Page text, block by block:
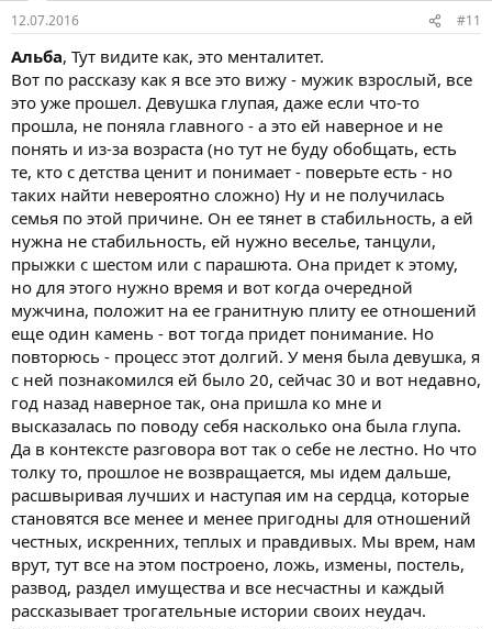
12.07.2016 #11
Альба, Тут видите как, это менталитет.
Вот по рассказу как я все это вижу - мужик взрослый, все
это уже прошел. Девушка глупая, даже если что-то
прошла, не поняла главного - а это ей наверное и не
понять и из-за возраста (но тут не буду обобщать, есть
те, кто с детства ценит и понимает - поверьте есть - но
таких найти невероятно сложно) Ну и не получилась
семья по этой причине. Он ее тянет в стабильность, а ей
нужна не стабильность, ей нужно веселье, танцули,
прыжки с шестом или с парашюта. Она придет к этому,
но для этого нужно время и вот когда очередной
мужчина, положит на ее гранитную плиту ее отношений
еще один камень - вот тогда придет понимание. Но
повторюсь - процесс этот долгий. У меня была девушка, я
с ней познакомился ей было 20, сейчас 30 и вот недавно,
год назад наверное так, она пришла ко мне и
высказалась по поводу себя насколько она была глупа.
Да в контексте разговора вот так о себе не лестно. Но что
толку то, прошлое не возвращается, мы идем дальше,
расшвыривая лучших и наступая им на сердца, которые
становятся все менее и менее пригодны для отношений
честных, искренних, теплых и правдивых. Мы врем, нам
врут, тут все на этом построено, ложь, измены, постель,
развод, раздел имущества и все несчастны и каждый
рассказывает трогательные истории своих неудач.